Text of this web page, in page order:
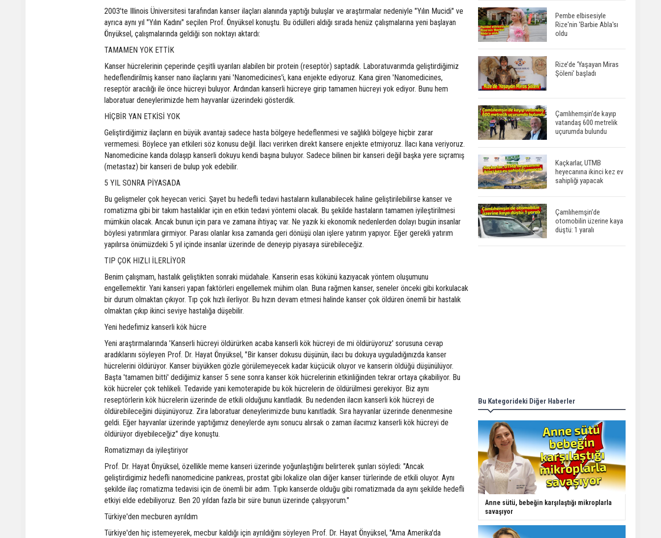
2003'te Illinois Üniversitesi tarafından kanser ilaçları alanında yaptığı buluşlar ve araştırmalar nedeniyle "Yılın Mucidi" ve
ayrıca aynı yıl "Yılın Kadını" seçilen Prof. Önyüksel konuştu. Bu ödülleri aldığı sırada henüz çalışmalarına yeni başlayan
Önyüksel, çalışmalarında geldiği son noktayı aktardı:
TAMAMEN YOK ETTİK
Kanser hücrelerinin çeperinde çeşitli uyarıları alabilen bir protein (reseptör) saptadık. Laboratuvarımda geliştirdiğimiz
hedeflendirilmiş kanser nano ilaçlarını yani 'Nanomedicines'i, kana enjekte ediyoruz. Kana giren 'Nanomedicines,
reseptör aracılığı ile önce hücreyi buluyor. Ardından kanserli hücreye girip tamamen hücreyi yok ediyor. Bunu hem
laboratuar deneylerimizde hem hayvanlar üzerindeki gösterdik.
HİÇBİR YAN ETKİSİ YOK
Geliştirdiğimiz ilaçların en büyük avantajı sadece hasta bölgeye hedeflenmesi ve sağlıklı bölgeye hiçbir zarar
vermemesi. Böylece yan etkileri söz konusu değil. İlacı verirken direkt kansere enjekte etmiyoruz. İlacı kana veriyoruz.
Nanomedicine kanda dolaşıp kanserli dokuyu kendi başına buluyor. Sadece bilinen bir kanseri değil başka yere sıçramış
(metastaz) bir kanseri de bulup yok edebilir.
5 YIL SONRA PİYASADA
Bu gelişmeler çok heyecan verici. Şayet bu hedefli tedavi hastaların kullanabilecek haline geliştirilebilirse kanser ve
romatizma gibi bir takım hastalıklar için en etkin tedavi yöntemi olacak. Bu şekilde hastaların tamamen iyileştirilmesi
mümkün olacak. Ancak bunun için para ve zamana ihtiyaç var. Ne yazık ki ekonomik nedenlerden dolayı bugün insanlar
böylesi yatırımlara girmiyor. Parası olanlar kısa zamanda geri dönüşü olan işlere yatırım yapıyor. Eğer gerekli yatırım
yapılırsa önümüzdeki 5 yıl içinde insanlar üzerinde de deneyip piyasaya sürebileceğiz.
TIP ÇOK HIZLI İLERLİYOR
Benim çalışmam, hastalık geliştikten sonraki müdahale. Kanserin esas kökünü kazıyacak yöntem oluşumunu
engellemektir. Yani kanseri yapan faktörleri engellemek mühim olan. Buna rağmen kanser, seneler önceki gibi korkulacak
bir durum olmaktan çıkıyor. Tıp çok hızlı ilerliyor. Bu hızın devam etmesi halinde kanser çok öldüren önemli bir hastalık
olmaktan çıkıp ikinci seviye hastalığa düşebilir.
Yeni hedefimiz kanserli kök hücre
Yeni araştırmalarında 'Kanserli hücreyi öldürürken acaba kanserli kök hücreyi de mi öldürüyoruz' sorusuna cevap
aradıklarını söyleyen Prof. Dr. Hayat Önyüksel, "Bir kanser dokusu düşünün, ilacı bu dokuya uyguladığınızda kanser
hücrelerini öldürüyor. Kanser büyükken gözle görülemeyecek kadar küçücük oluyor ve kanserin öldüğü düşünülüyor.
Başta 'tamamen bitti' dediğimiz kanser 5 sene sonra kanser kök hücrelerinin etkinliğinden tekrar ortaya çıkabiliyor. Bu
kök hücreler çok tehlikeli. Tedavide yani kemoterapide bu kök hücrelerin de öldürülmesi gerekiyor. Biz aynı
reseptörlerin kök hücrelerin üzerinde de etkili olduğunu kanıtladık. Bu nedenden ilacın kanserli kök hücreyi de
öldürebileceğini düşünüyoruz. Zira laboratuar deneylerimizde bunu kanıtladık. Sıra hayvanlar üzerinde denenmesine
geldi. Eğer hayvanlar üzerinde yaptığımız deneylerde aynı sonucu alırsak o zaman ilacımız kanserli kök hücreyi de
öldürüyor diyebileceğiz" diye konuştu.
Romatizmayı da iyileştiriyor
Prof. Dr. Hayat Önyüksel, özellikle meme kanseri üzerinde yoğunlaştığını belirterek şunları söyledi: "Ancak
geliştirdigimiz hedefli nanomedicine pankreas, prostat gibi lokalize olan diğer kanser türlerinde de etkili oluyor. Aynı
şekilde ilaç romatizma tedavisi için de önemli bir adım. Tıpkı kanserde olduğu gibi romatizmada da aynı şekilde hedefli
etkiyi elde edebiliyoruz. Ben 20 yıldan fazla bir süre bunun üzerinde çalışıyorum."
Türkiye'den mecburen ayrıldım
Türkiye'den hiç istemeyerek, mecbur kaldığı için ayrıldığını söyleyen Prof. Dr. Hayat Önyüksel, "Ama Amerika'da
Pembe elbisesiyle
Rize'nin 'Barbie Abla'sı
oldu
Rize’de ‘Yaşayan Miras
Şöleni’ başladı
Çamlıhemşin'de kayıp
vatandaş 600 metrelik
uçurumda bulundu
Kaçkarlar, UTMB
heyecanına ikinci kez ev
sahipliği yapacak
Çamlıhemşin'de
otomobilin üzerine kaya
düştü: 1 yaralı
Bu Kategorideki Diğer Haberler
Anne sütü, bebeğin karşılaştığı mikroplarla
savaşıyor